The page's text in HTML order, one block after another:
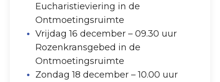
Eucharistieviering in de
Ontmoetingsruimte
Vrijdag 16 december – 09.30 uur
Rozenkransgebed in de
Ontmoetingsruimte
Zondag 18 december – 10.00 uur